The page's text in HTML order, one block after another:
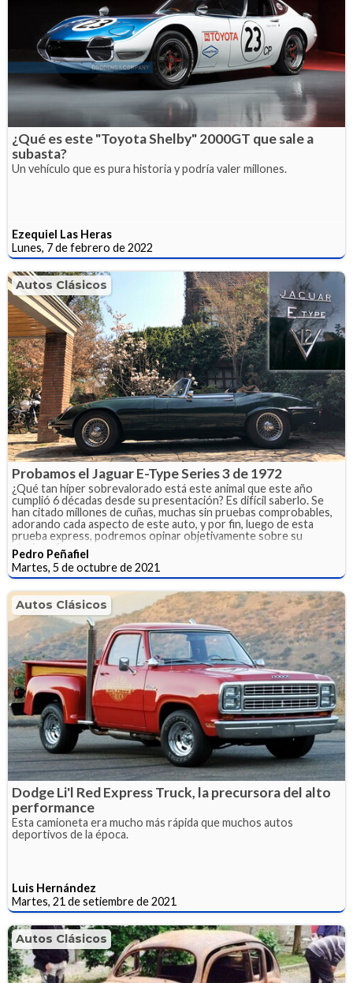
¿Qué es este "Toyota Shelby" 2000GT que sale a
subasta?
Un vehículo que es pura historia y podría valer millones.
Ezequiel Las Heras
Lunes, 7 de febrero de 2022
Autos Clásicos
Probamos el Jaguar E-Type Series 3 de 1972
¿Qué tan híper sobrevalorado está este animal que este año
cumplió 6 décadas desde su presentación? Es difícil saberlo. Se
han citado millones de cuñas, muchas sin pruebas comprobables,
adorando cada aspecto de este auto, y por fin, luego de esta
prueba express, podremos opinar objetivamente sobre su
gloriosa fama.
Pedro Peñafiel
Martes, 5 de octubre de 2021
Autos Clásicos
Dodge Li'l Red Express Truck, la precursora del alto
performance
Esta camioneta era mucho más rápida que muchos autos
deportivos de la época.
Luis Hernández
Martes, 21 de setiembre de 2021
Autos Clásicos